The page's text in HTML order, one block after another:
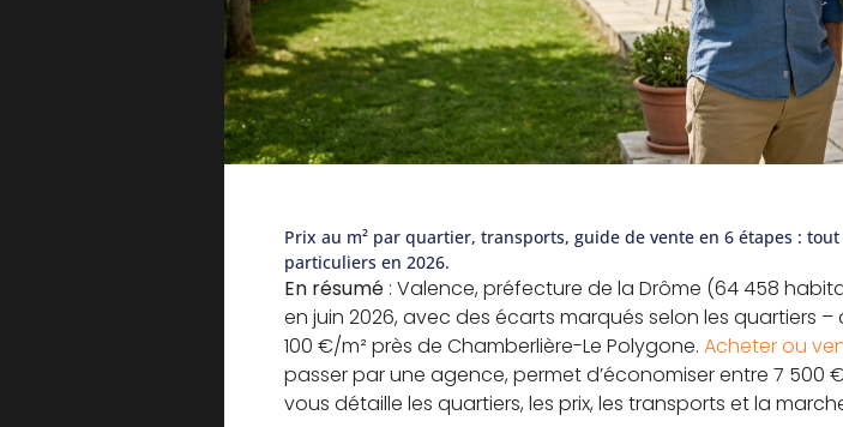
Prix au m² par quartier, transports, guide de vente en 6 étapes :
particuliers en 2026.
En résumé : Valence, préfecture de la Drôme (64 458
en juin 2026, avec des écarts marqués selon les quartiers
100 €/m² près de Chamberlière-Le Polygone. Acheter ou
passer par une agence, permet d’économiser entre 7 500
vous détaille les quartiers, les prix, les transports et la